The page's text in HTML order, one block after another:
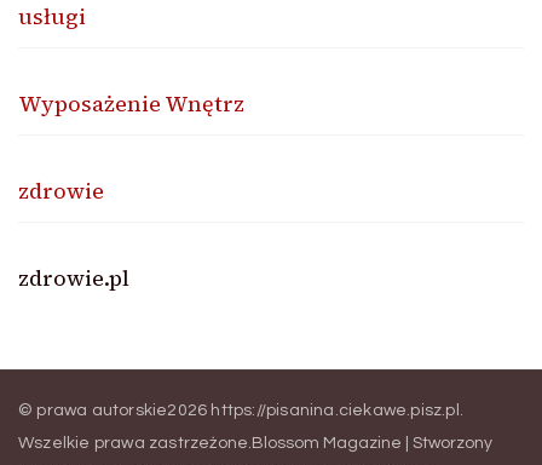
usługi
Wyposażenie Wnętrz
zdrowie
zdrowie.pl
© prawa autorskie2026 https://pisanina.ciekawe.pisz.pl .
Wszelkie prawa zastrzeżone. Blossom Magazine | Stworzony